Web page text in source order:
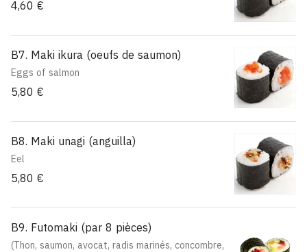
4,60 €
B7. Maki ikura (oeufs de saumon)
Eggs of salmon
5,80 €
B8. Maki unagi (anguilla)
Eel
5,80 €
B9. Futomaki (par 8 pièces)
(Thon, saumon, avocat, radis marinés, concombre,